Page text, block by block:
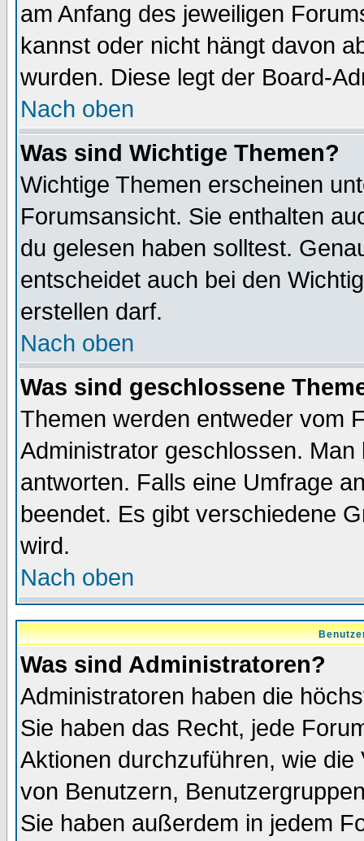
am Anfang des jeweiligen
kannst oder nicht hängt davon
wurden. Diese legt der Board-
Nach oben
Was sind Wichtige Themen?
Wichtige Themen erscheinen
Forumsansicht. Sie enthalten
du gelesen haben solltest.
entscheidet auch bei den
erstellen darf.
Nach oben
Was sind geschlossene
Themen werden entweder vom
Administrator geschlossen.
antworten. Falls eine Umfrage
beendet. Es gibt verschiedene
wird.
Nach oben
Was sind Administratoren?
Administratoren haben die
Sie haben das Recht, jede
Aktionen durchzuführen, wie
von Benutzern,
Sie haben außerdem in jedem